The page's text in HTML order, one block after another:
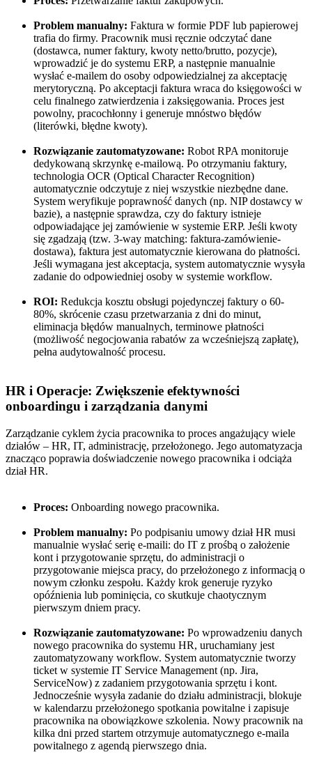
Problem manualny: Faktura w formie PDF lub papierowej
trafia do firmy. Pracownik musi ręcznie odczytać dane
(dostawca, numer faktury, kwoty netto/brutto, pozycje),
wprowadzić je do systemu ERP, a następnie manualnie
wysłać e-mailem do osoby odpowiedzialnej za akceptację
merytoryczną. Po akceptacji faktura wraca do księgowości w
celu finalnego zatwierdzenia i zaksięgowania. Proces jest
powolny, pracochłonny i generuje mnóstwo błędów
(literówki, błędne kwoty).
Rozwiązanie zautomatyzowane: Robot RPA monitoruje
dedykowaną skrzynkę e-mailową. Po otrzymaniu faktury,
technologia OCR (Optical Character Recognition)
automatycznie odczytuje z niej wszystkie niezbędne dane.
System weryfikuje poprawność danych (np. NIP dostawcy w
bazie), a następnie sprawdza, czy do faktury istnieje
odpowiadające jej zamówienie w systemie ERP. Jeśli kwoty
się zgadzają (tzw. 3-way matching: faktura-zamówienie-
dostawa), faktura jest automatycznie kierowana do płatności.
Jeśli wymagana jest akceptacja, system automatycznie wysyła
zadanie do odpowiedniej osoby w systemie workflow.
ROI: Redukcja kosztu obsługi pojedynczej faktury o 60-
80%, skrócenie czasu przetwarzania z dni do minut,
eliminacja błędów manualnych, terminowe płatności
(możliwość negocjowania rabatów za wcześniejszą zapłatę),
pełna audytowalność procesu.
HR i Operacje: Zwiększenie efektywności
onboardingu i zarządzania danymi
Zarządzanie cyklem życia pracownika to proces angażujący wiele
działów – HR, IT, administrację, przełożonego. Jego automatyzacja
znacząco poprawia doświadczenie nowego pracownika i odciąża
dział HR.
Proces: Onboarding nowego pracownika.
Problem manualny: Po podpisaniu umowy dział HR musi
manualnie wysłać serię e-maili: do IT z prośbą o założenie
kont i przygotowanie sprzętu, do administracji o
przygotowanie miejsca pracy, do przełożonego z informacją o
nowym członku zespołu. Każdy krok generuje ryzyko
opóźnienia lub pominięcia, co skutkuje chaotycznym
pierwszym dniem pracy.
Rozwiązanie zautomatyzowane: Po wprowadzeniu danych
nowego pracownika do systemu HR, uruchamiany jest
zautomatyzowany workflow. System automatycznie tworzy
ticket w systemie IT Service Management (np. Jira,
ServiceNow) z zadaniem przygotowania sprzętu i kont.
Jednocześnie wysyła zadanie do działu administracji, blokuje
w kalendarzu przełożonego spotkania powitalne i zapisuje
pracownika na obowiązkowe szkolenia. Nowy pracownik na
kilka dni przed startem otrzymuje automatycznego e-maila
powitalnego z agendą pierwszego dnia.